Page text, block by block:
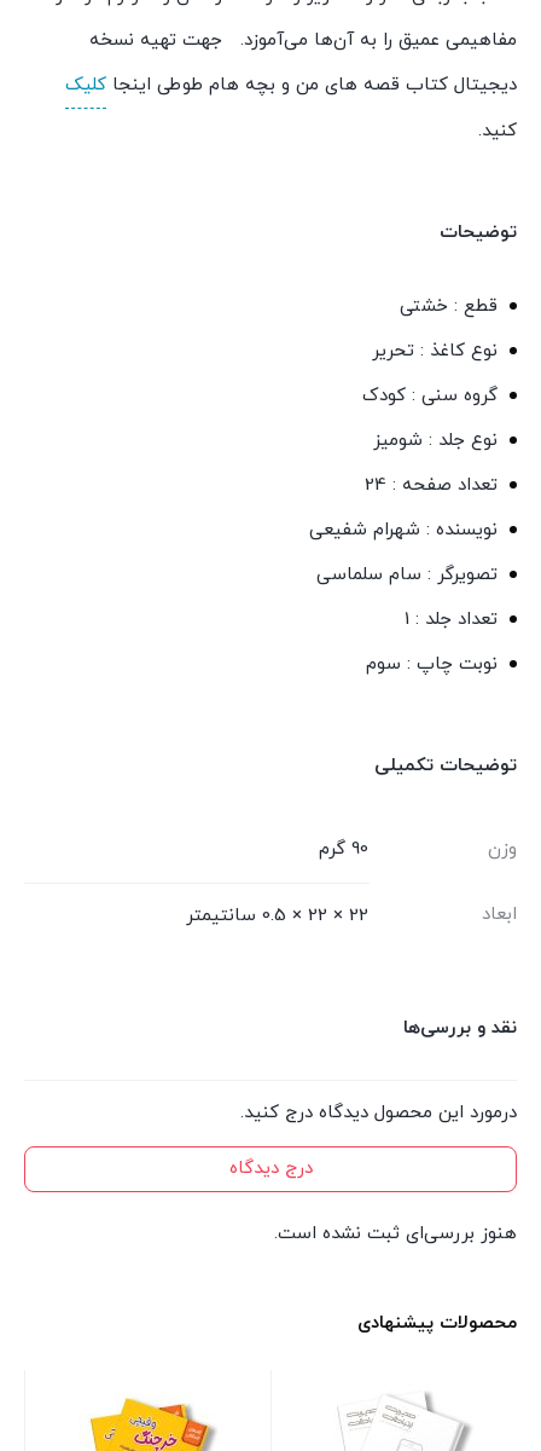
مفاهیمی عمیق را به آن‌ها می‌آموزد. جهت تهیه نسخه
دیجیتال کتاب قصه های من و بچه هام طوطی اینجا کلیک
کنید.
توضیحات
قطع : خشتی
نوع کاغذ : تحریر
گروه سنی : کودک
نوع جلد : شومیز
تعداد صفحه : 24
نویسنده : شهرام شفیعی
تصویرگر : سام سلماسی
تعداد جلد : 1
نوبت چاپ : سوم
توضیحات تکمیلی
وزن 90 گرم
ابعاد 22 × 22 × 0.5 سانتیمتر
نقد و بررسی‌ها
درمورد این محصول دیدگاه درج کنید.
درج دیدگاه
هنوز بررسی‌ای ثبت نشده است.
محصولات پیشنهادی